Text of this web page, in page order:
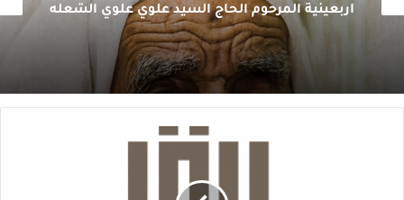
أربعينية المرحوم الحاج السيد علوي علوي الشعله